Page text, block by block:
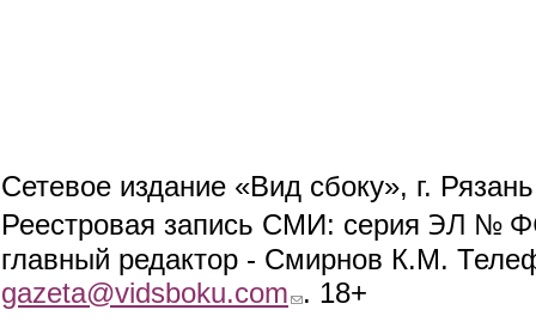
Сетевое издание «Вид сбоку», г.
Реестровая запись СМИ: серия ЭЛ №
главный редактор - Смирнов К.М.
gazeta@vidsboku.com (link sends e-mail)
. 18+